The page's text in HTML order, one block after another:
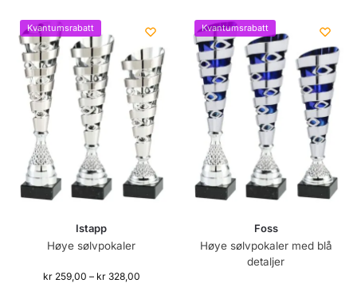
Kvantumsrabatt
Istapp
Høye sølvpokaler
kr259,00 – kr328,00
Kvantumsrabatt
Foss
Høye sølvpokaler med blå
detaljer